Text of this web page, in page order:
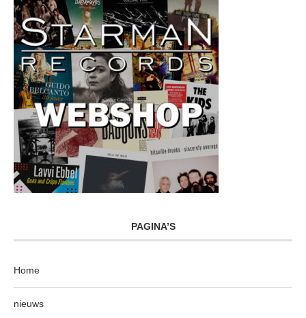
PAGINA’S
Home
nieuws